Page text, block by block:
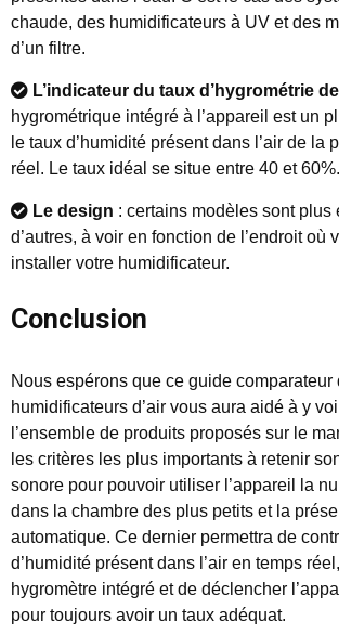
chaude, des humidificateurs à UV et des
d’un filtre.
L’indicateur du taux d’hygrométrie de
hygrométrique intégré à l’appareil est un
le taux d’humidité présent dans l’air de la
réel. Le taux idéal se situe entre 40 et 60%.
Le design : certains modèles sont plus
d’autres, à voir en fonction de l’endroit où
installer votre humidificateur.
Conclusion
Nous espérons que ce guide comparateur
humidificateurs d’air vous aura aidé à y
l’ensemble de produits proposés sur le
les critères les plus importants à retenir
sonore pour pouvoir utiliser l’appareil la
dans la chambre des plus petits et la
automatique. Ce dernier permettra de
d’humidité présent dans l’air en temps
hygromètre intégré et de déclencher
pour toujours avoir un taux adéquat.